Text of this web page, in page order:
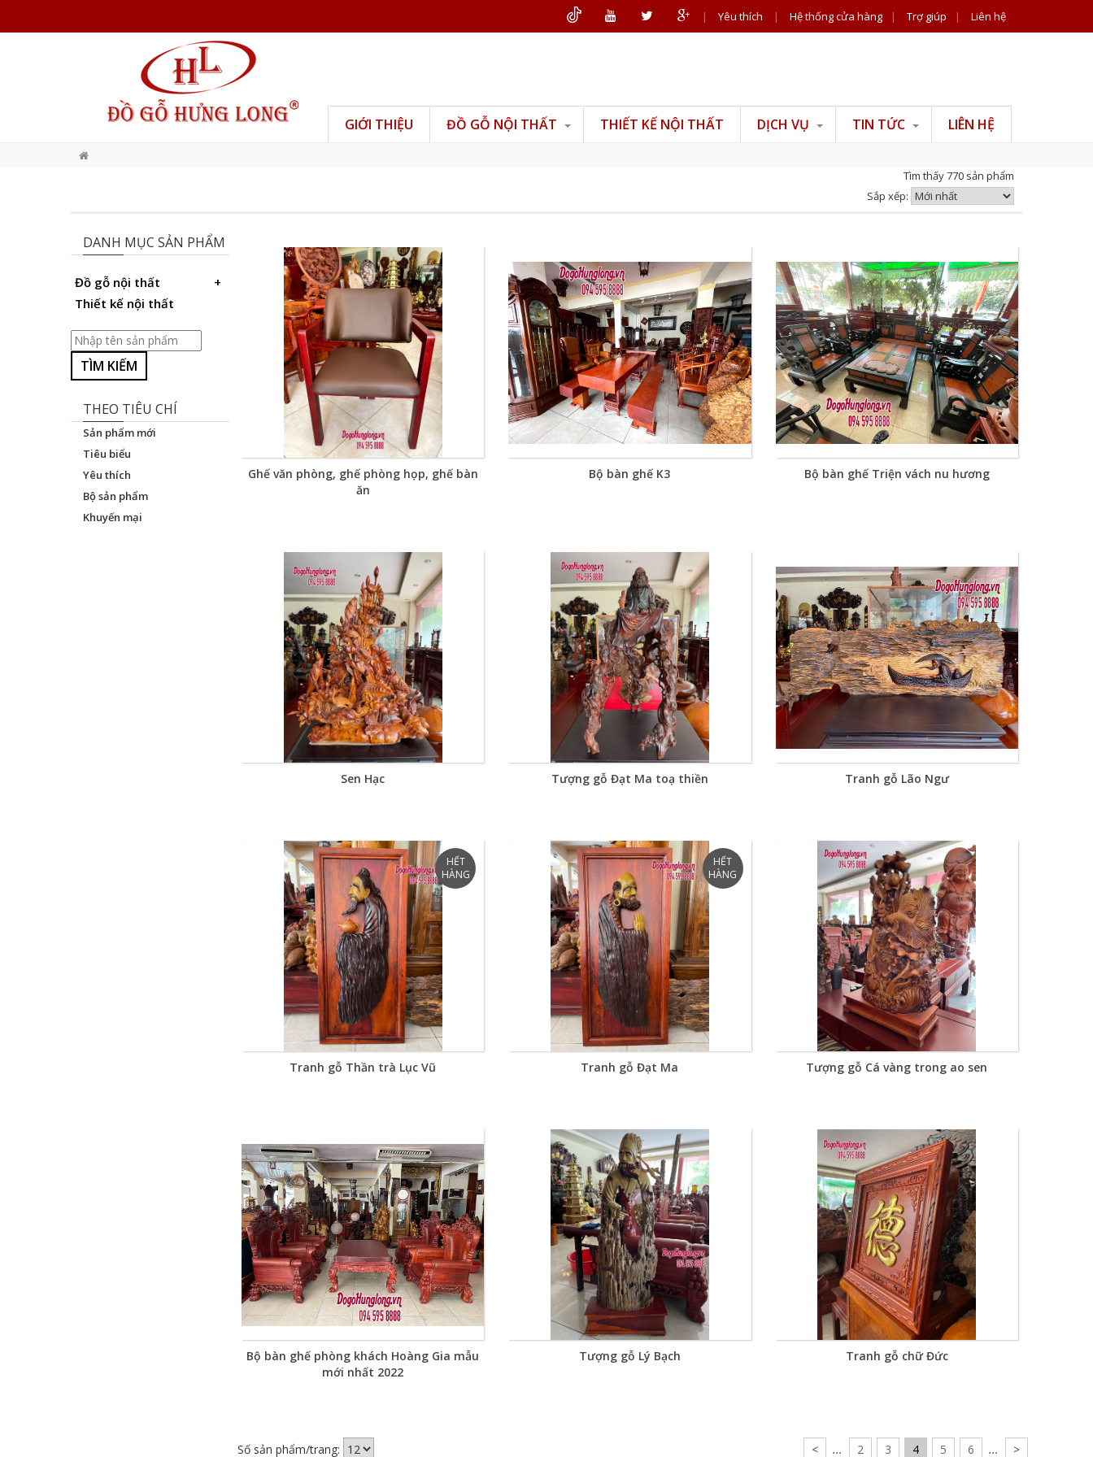
| Yêu thích | Hệ thống cửa hàng | Trợ giúp | Liên hệ
GIỚI THIỆU
Đồ gỗ mỹ nghệ
ĐỒ GỖ NỘI THẤT THIẾT KẾ NỘI THẤT DỊCH VỤ TIN TỨC LIÊN HỆ
Tìm thấy 770 sản phẩm
Sắp xếp:
DANH MỤC SẢN PHẨM
Đồ gỗ nội thất
Thiết kế nội thất
TÌM KIẾM
THEO TIÊU CHÍ
Sản phẩm mới
Tiêu biểu
Yêu thích
Bộ sản phẩm
Khuyến mại
Ghế văn phòng, ghế phòng họp, ghế bàn
ăn
Bộ bàn ghế K3 Bộ bàn ghế Triện vách nu hương
Sen Hạc Tượng gỗ Đạt Ma toạ thiền Tranh gỗ Lão Ngư
Tranh gỗ Thần trà Lục Vũ Tranh gỗ Đạt Ma Tượng gỗ Cá vàng trong ao sen
Bộ bàn ghế phòng khách Hoàng Gia mẫu
mới nhất 2022
Tượng gỗ Lý Bạch Tranh gỗ chữ Đức
Số sản phẩm/trang: < ... 2 3 4 5 6 ... >